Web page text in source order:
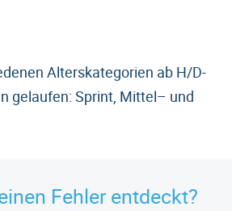
Alterskategorien ab H/D-
gelaufen: Sprint, Mittel– und
Fehler entdeckt?